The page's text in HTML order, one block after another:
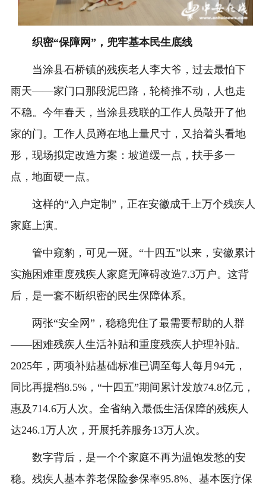
织密“保障网”，兜牢基本民生底线
当涂县石桥镇的残疾老人李大爷，过去最怕下
雨天——家门口那段泥巴路，轮椅推不动，人也走
不稳。今年春天，当涂县残联的工作人员敲开了他
家的门。工作人员蹲在地上量尺寸，又抬着头看地
形，现场拟定改造方案：坡道缓一点，扶手多一
点，地面硬一点。
这样的“入户定制”，正在安徽成千上万个残疾人
家庭上演。
管中窥豹，可见一斑。“十四五”以来，安徽累计
实施困难重度残疾人家庭无障碍改造7.3万户。这背
后，是一套不断织密的民生保障体系。
两张“安全网”，稳稳兜住了最需要帮助的人群
——困难残疾人生活补贴和重度残疾人护理补贴。
2025年，两项补贴基础标准已调至每人每月94元，
同比再提档8.5%，“十四五”期间累计发放74.8亿元，
惠及714.6万人次。全省纳入最低生活保障的残疾人
达246.1万人次，开展托养服务13万人次。
数字背后，是一个个家庭不再为温饱发愁的安
稳。残疾人基本养老保险参保率95.8%、基本医疗保